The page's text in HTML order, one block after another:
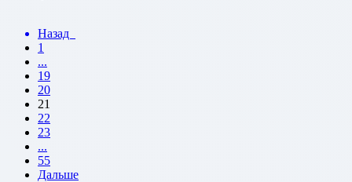
Назад
1
...
19
20
21
22
23
...
55
Дальше